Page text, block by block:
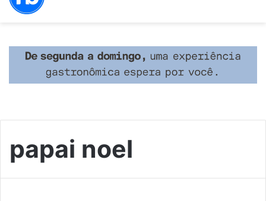
papai noel